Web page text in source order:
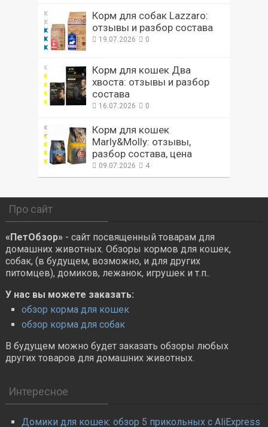
Корм для собак Lazzaro:
отзывы и разбор состава
19.07.2026 0
Корм для кошек Два
хвоста: отзывы и разбор
состава
16.07.2026 0
Корм для кошек
Marly&Molly: отзывы,
разбор состава, цена
09.07.2026 4
Про сайт
«ПетОбзор»- сайт посвященный товарам для
домашних животных. Обзоры кормов для кошек,
собак, (в будущем, возможно, и для других
питомцев), домиков, лежанок, игрушек и т.п..
У нас вы можете заказать:
обзор корма для кошек
обзор корма для собак
В будущем можно будет заказать обзоры любых
других товаров для домашних животных.
Интересное
Домики для кошек: обзор 5 прикольных с AliExpress